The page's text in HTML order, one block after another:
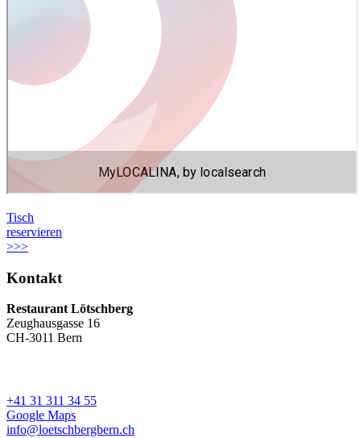
Tisch
reservieren
>>>
Kontakt
Restaurant Lötschberg
Zeughausgasse 16
CH-3011 Bern
+41 31 311 34 55
Google Maps
info@loetschbergbern.ch